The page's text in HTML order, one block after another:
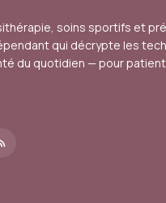
soins sportifs et
qui décrypte les
du quotidien — pour